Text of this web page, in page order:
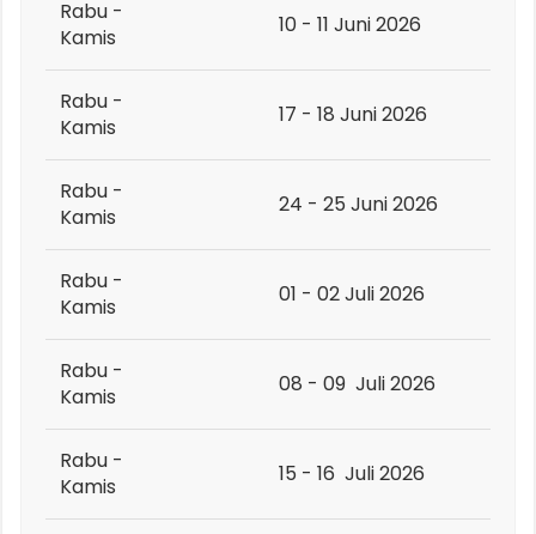
Rabu -
Kamis
10 - 11 Juni 2026
Rabu -
Kamis
17 - 18 Juni 2026
Rabu -
Kamis
24 - 25 Juni 2026
Rabu -
Kamis
01 - 02 Juli 2026
Rabu -
Kamis
08 - 09 Juli 2026
Rabu -
Kamis
15 - 16 Juli 2026